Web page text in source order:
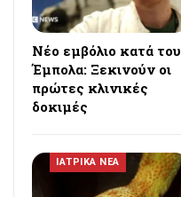
Νέο εμβόλιο κατά του
Έμπολα: Ξεκινούν οι
πρώτες κλινικές
δοκιμές
ΙΑΤΡΙΚΑ ΝΕΑ